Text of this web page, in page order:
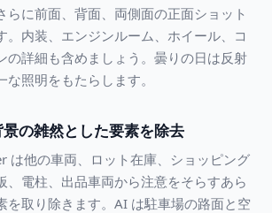
らに前面、背面、両側面の正面ショット
。内装、エンジンルーム、ホイール、コ
の詳細も含めましょう。曇りの日は反射
な照明をもたらします。
景の雑然とした要素を除去
は他の車両、ロット在庫、ショッピング
、電柱、出品車両から注意をそらすあら
を取り除きます。AI は駐車場の路面と空